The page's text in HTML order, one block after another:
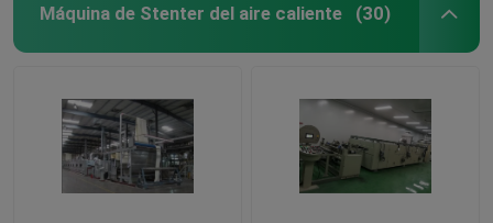
Máquina de Stenter del aire caliente (30)